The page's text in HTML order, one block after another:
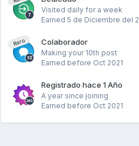
Visited daily for a week
Earned 5 de Diciembre del
Raro Colaborador
Making your 10th post
Earned before Oct 2021
Registrado hace 1 Año
A year since joining
Earned before Oct 2021